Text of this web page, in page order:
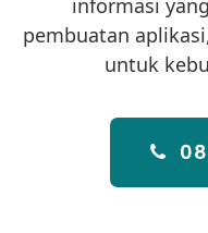
informasi
pembuatan
untuk